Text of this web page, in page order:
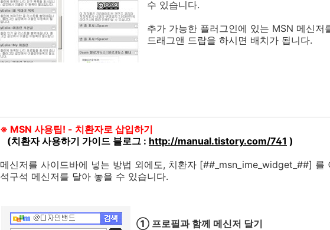
수 있습니다.
추가 가능한 플러그인에 있는 MSN 메신저
드래그앤 드랍을 하시면 배치가 됩니다.
※ MSN 사용팁! - 치환자로 삽입하기
(치환자 사용하기 가이드 블로그 : http://manual.tistory.com/741 )
메신저를 사이드바에 넣는 방법 외에도, 치환자 [## _msn_ime_widget_##]
석구석 메신저를 달아 놓을 수 있습니다.
① 프로필과 함께 메신저 달기